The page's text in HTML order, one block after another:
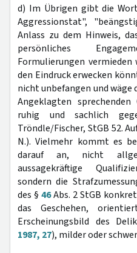
d) Im Übrigen gibt die
Aggressionstat",
Anlass zu dem Hinweis,
persönliches
Formulierungen
den Eindruck erwecken
nicht unbefangen und wäge
Angeklagten
ruhig und sachlich
Tröndle/Fischer, StGB 52.
N.). Vielmehr kommt es
darauf an, nicht
aussagekräftige
sondern die
des § 46Abs. 2 StGB
das Geschehen,
Erscheinungsbild des
1987, 27), milder oder